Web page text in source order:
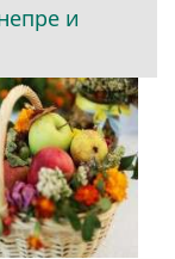
и